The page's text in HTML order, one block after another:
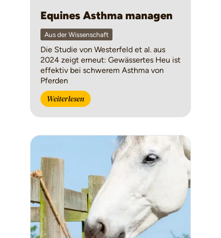
Equines Asthma managen
Aus der Wissenschaft
Die Studie von Westerfeld et al. aus
2024 zeigt erneut: Gewässertes Heu ist
effektiv bei schwerem Asthma von
Pferden
Weiterlesen